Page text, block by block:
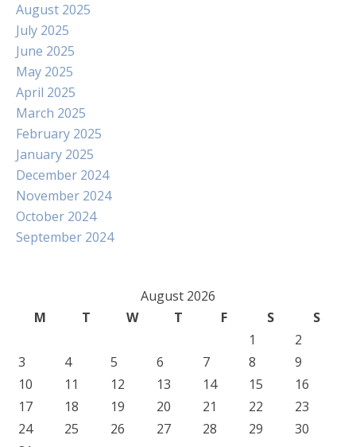
August 2025
July 2025
June 2025
May 2025
April 2025
March 2025
February 2025
January 2025
December 2024
November 2024
October 2024
September 2024
August 2026
M
T W T F S
S
1
2
3
4 5 6 7 8
9
10
11 12 13 14 15
16
17
18 19 20 21 22
23
24
25 26 27 28 29
30